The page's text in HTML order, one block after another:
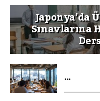
Sınavlarına
...